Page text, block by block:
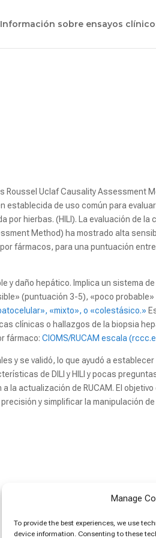
Manage
To provide the best experiences, we use
device information. Consenting to these
Información sobre ensayos
Roussel Uclaf Causality Assessment
establecida de uso común para
hierbas. (HILI). La evaluación de la
Method) ha mostrado alta
fármacos, para una puntuación entre
y daño hepático. Implica un sistema
(puntuación 3-5), «poco
«mixto», o «colestásico.»
clínicas o hallazgos de la biopsia
fármaco: CIOMS/RUCAM escala
y se validó, lo que ayudó a
de DILI y HILI y pocas
la actualización de RUCAM. El
y simplificar la manipulación